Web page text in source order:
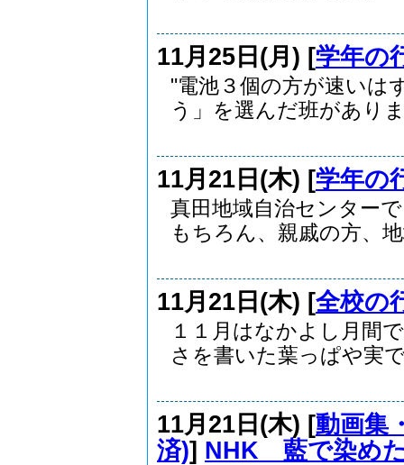
11月25日(月) [学年の
"電池３個の方が速いは
う」を選んだ班があり
11月21日(木) [学年の
真田地域自治センター
もちろん、親戚の方、
11月21日(木) [全校の
１１月はなかよし月間
さを書いた葉っぱや実
11月21日(木) [動画集
済)] NHK 藍で染め